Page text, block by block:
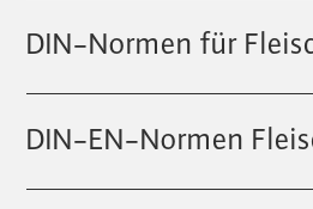
DIN-Normen für
DIN-EN-Normen